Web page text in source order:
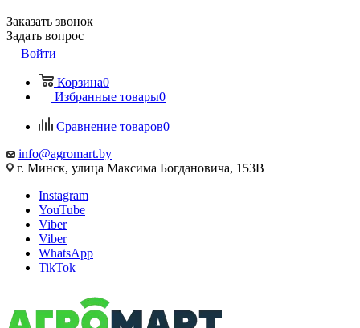
Заказать звонок
Задать вопрос
Войти
Корзина0
Избранные товары0
Сравнение товаров0
info@agromart.by
г. Минск, улица Максима Богдановича, 153В
Instagram
YouTube
Viber
Viber
WhatsApp
TikTok